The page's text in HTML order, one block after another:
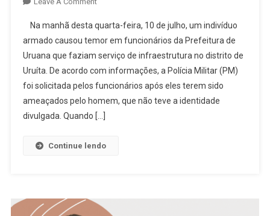
Armado
Causa
Temor
Em
Funcionários
Da
Prefeitura
Munições
Na manhã desta quarta-feira, 10 de julho, um indivíduo
armado causou temor em funcionários da Prefeitura de
Uruana que faziam serviço de infraestrutura no distrito de
Uruíta. De acordo com informações, a Polícia Militar (PM)
foi solicitada pelos funcionários após eles terem sido
ameaçados pelo homem, que não teve a identidade
divulgada. Quando […]
Continue lendo